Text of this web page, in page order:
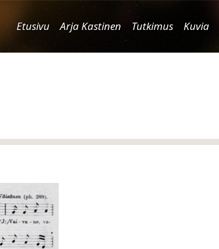
Etusivu Arja Kastinen Tutkimus Kuvia